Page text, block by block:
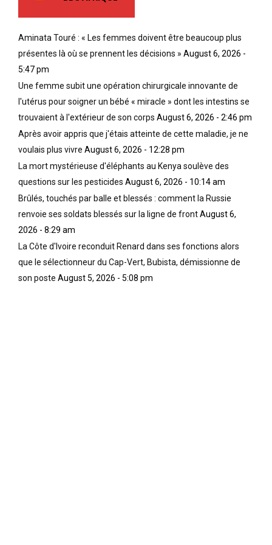
Aminata Touré : « Les femmes doivent être beaucoup plus
présentes là où se prennent les décisions » August 6, 2026 -
5:47 pm
Une femme subit une opération chirurgicale innovante de
l'utérus pour soigner un bébé « miracle » dont les intestins se
trouvaient à l'extérieur de son corps August 6, 2026 - 2:46 pm
Après avoir appris que j'étais atteinte de cette maladie, je ne
voulais plus vivre August 6, 2026 - 12:28 pm
La mort mystérieuse d'éléphants au Kenya soulève des
questions sur les pesticides August 6, 2026 - 10:14 am
Brûlés, touchés par balle et blessés : comment la Russie
renvoie ses soldats blessés sur la ligne de frontAugust 6,
2026 - 8:29 am
La Côte d'Ivoire reconduit Renard dans ses fonctions alors
que le sélectionneur du Cap-Vert, Bubista, démissionne de
son poste August 5, 2026 - 5:08 pm